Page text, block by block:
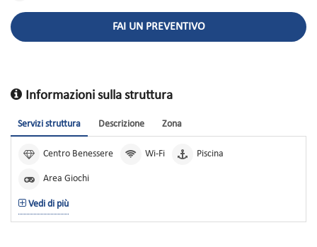
FAI UN PREVENTIVO
Informazioni sulla struttura
Servizi struttura Descrizione Zona
Centro Benessere Wi-Fi Piscina
Area Giochi
Vedi di più